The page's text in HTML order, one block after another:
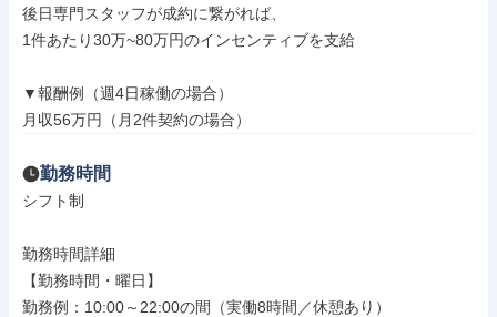
後日専門スタッフが成約に繋がれば、
1件あたり30万~80万円のインセンティブを支給
▼報酬例（週4日稼働の場合）
月収56万円（月2件契約の場合）
勤務時間
シフト制
勤務時間詳細
【勤務時間・曜日】
勤務例：10:00～22:00の間（実働8時間／休憩あり）